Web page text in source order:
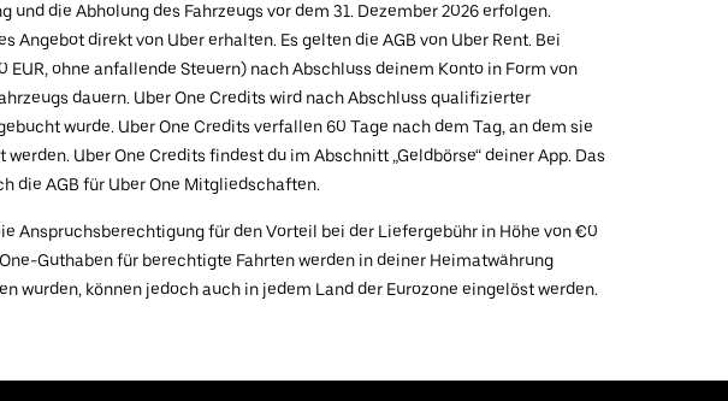
die Abholung des Fahrzeugs vor dem 31. Dezember 2026 erfolgen.
direkt von Uber erhalten. Es gelten die AGB von Uber Rent. Bei
ohne anfallende Steuern) nach Abschluss deinem Konto in Form von
dauern. Uber One Credits wird nach Abschluss qualifizierter
wurde. Uber One Credits verfallen 60 Tage nach dem Tag, an dem sie
Uber One Credits findest du im Abschnitt „Geldbörse“ deiner App. Das
die AGB für Uber One Mitgliedschaften.
Anspruchsberechtigung für den Vorteil bei der Liefergebühr in Höhe von €0
Guthaben für berechtigte Fahrten werden in deiner Heimatwährung
wurden, können jedoch auch in jedem Land der Eurozone eingelöst werden.